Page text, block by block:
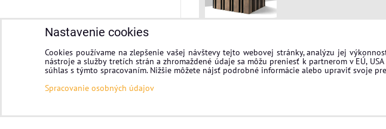
Lamely MILO Zlatá
Nastavenie cookies
Cookies používame na zlepšenie vašej návštevy tejto webovej stránky, analýzu jej
nástroje a služby tretích strán a zhromaždené údaje sa môžu preniesť k partnerom v EÚ,
súhlas s týmto spracovaním. Nižšie môžete nájsť podrobné informácie alebo upraviť svoje
Spracovanie osobných údajov